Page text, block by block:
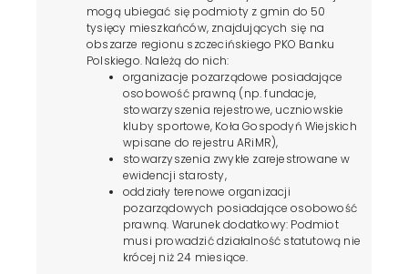
mogą ubiegać się podmioty z gmin do 50
tysięcy mieszkańców, znajdujących się na
obszarze regionu szczecińskiego PKO Banku
Polskiego. Należą do nich:
organizacje pozarządowe posiadające
osobowość prawną (np. fundacje,
stowarzyszenia rejestrowe, uczniowskie
kluby sportowe, Koła Gospodyń Wiejskich
wpisane do rejestru ARiMR),
stowarzyszenia zwykłe zarejestrowane w
ewidencji starosty,
oddziały terenowe organizacji
pozarządowych posiadające osobowość
prawną. Warunek dodatkowy: Podmiot
musi prowadzić działalność statutową nie
krócej niż 24 miesiące.